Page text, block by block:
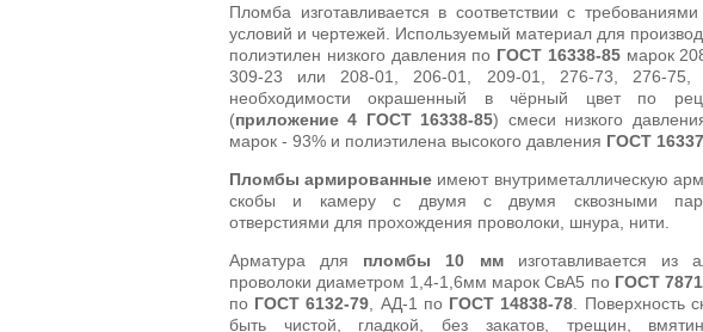
Пломба изготавливается в соответствии с требованиями
условий и чертежей. Используемый материал для
полиэтилен низкого давления по ГОСТ 16338-85марок
309-23 или 208-01, 206-01, 209-01, 276-73, 276-75,
необходимости окрашенный в чёрный цвет по
(приложение 4 ГОСТ 16338-85) смеси низкого
марок - 93% и полиэтилена высокого давления ГОСТ
Пломбы армированные имеют внутриметаллическую
скобы и камеру с двумя с двумя сквозными
отверстиями для прохождения проволоки, шнура, нити.
Арматура для пломбы 10 ммизготавливается из
проволоки диаметром 1,4-1,6мм марок СвА5 по ГОСТ
по ГОСТ 6132-79 , АД-1 по ГОСТ 14838-78 . Поверхность
быть чистой, гладкой, без закатов, трещин,